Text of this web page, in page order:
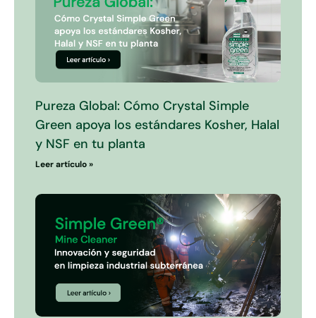
Pureza Global: Cómo Crystal Simple
Green apoya los estándares Kosher, Halal
y NSF en tu planta
Leer artículo »